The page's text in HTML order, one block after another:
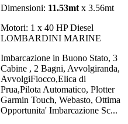
Dimensioni: 11.53mt x 3.56mt
Motori: 1 x 40 HP Diesel
LOMBARDINI MARINE
Imbarcazione in Buono Stato, 3
Cabine , 2 Bagni, Avvolgiranda,
AvvolgiFiocco,Elica di
Prua,Pilota Automatico, Plotter
Garmin Touch, Webasto, Ottima
Opportunita' Imbarcazione Sc...